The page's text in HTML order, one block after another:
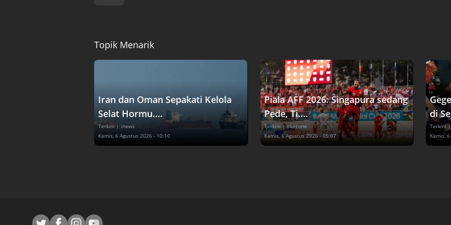
Topik Menarik
Iran dan Oman Sepakati Kelola
Selat Hormu....
Terkini | inews
Kamis, 6 Agustus 2026 - 10:10
Piala AFF 2026: Singapura sedang
Pede, Ti....
Terkini | okezone
Kamis, 6 Agustus 2026 - 05:07
di
Terkini
Kamis,